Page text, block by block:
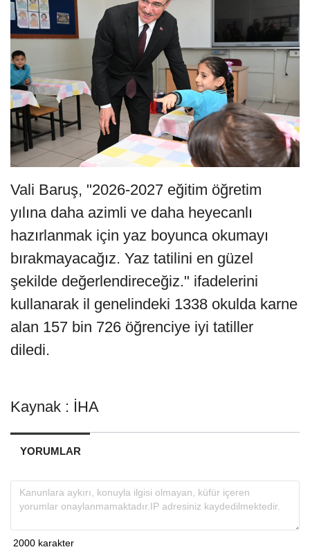
Vali Baruş, "2026-2027 eğitim öğretim
yılına daha azimli ve daha heyecanlı
hazırlanmak için yaz boyunca okumayı
bırakmayacağız. Yaz tatilini en güzel
şekilde değerlendireceğiz." ifadelerini
kullanarak il genelindeki 1338 okulda karne
alan 157 bin 726 öğrenciye iyi tatiller
diledi.
Kaynak : İHA
YORUMLAR